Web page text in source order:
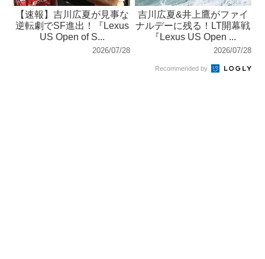
【速報】吉川広夏が見事な
逆転劇でSF進出！『Lexus
US Open of S...
2026/07/28
吉川広夏&井上鷹がファイ
ナルデーに残る！LT開幕戦
『Lexus US Open ...
2026/07/28
Recommended by